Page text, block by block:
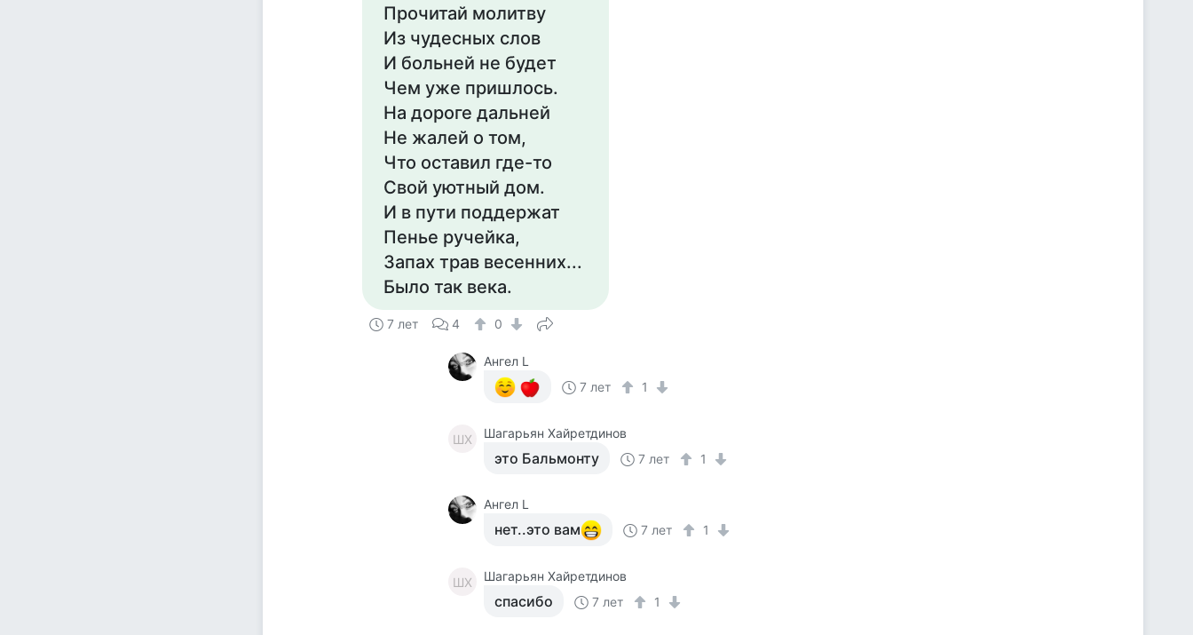
Прочитай молитву
Из чудесных слов
И больней не будет
Чем уже пришлось.
На дороге дальней
Не жалей о том,
Что оставил где-то
Свой уютный дом.
И в пути поддержат
Пенье ручейка,
Запах трав весенних...
Было так века.
7 лет 4 0
Ангел L
7 лет
1
ШХ Шагарьян Хайретдинов
это Бальмонту 7 лет 1
Ангел L
нет..это вам 7 лет 1
ШХ Шагарьян Хайретдинов
спасибо 7 лет 1